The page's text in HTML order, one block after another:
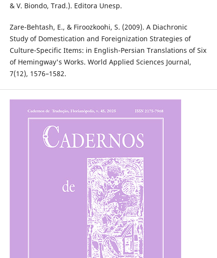
& V. Biondo, Trad.). Editora Unesp.
Zare-Behtash, E., & Firoozkoohi, S. (2009). A Diachronic
Study of Domestication and Foreignization Strategies of
Culture-Specific Items: in English-Persian Translations of Six
of Hemingway's Works. World Applied Sciences Journal,
7(12), 1576–1582.